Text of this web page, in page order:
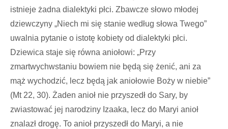
istnieje żadna dialektyki płci. Zbawcze słowo młodej
dziewczyny „Niech mi się stanie według słowa Twego”
uwalnia pytanie o istotę kobiety od dialektyki płci.
Dziewica staje się równa aniołowi: „Przy
zmartwychwstaniu bowiem nie będą się żenić, ani za
mąż wychodzić, lecz będą jak aniołowie Boży w niebie”
(Mt 22, 30). Żaden anioł nie przyszedł do Sary, by
zwiastować jej narodziny Izaaka, lecz do Maryi anioł
znalazł drogę. To anioł przyszedł do Maryi, a nie